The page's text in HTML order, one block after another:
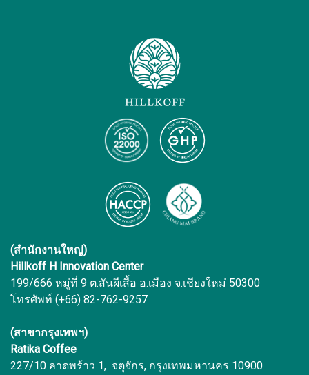
(สำนักงานใหญ่)
Hillkoff H Innovation Center
199/666 หมู่ที่ 9 ต.สันผีเสื้อ อ.เมือง จ.เชียงใหม่ 50300
โทรศัพท์ (+66) 82-762-9257
(สาขากรุงเทพฯ)
Ratika Coffee
227/10 ลาดพร้าว 1, จตุจักร, กรุงเทพมหานคร 10900